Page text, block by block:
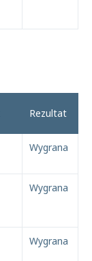
Rezultat
Wygrana
Wygrana
Wygrana